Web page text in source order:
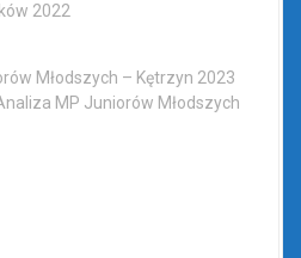
2022
Młodszych – Kętrzyn 2023
MP Juniorów Młodszych